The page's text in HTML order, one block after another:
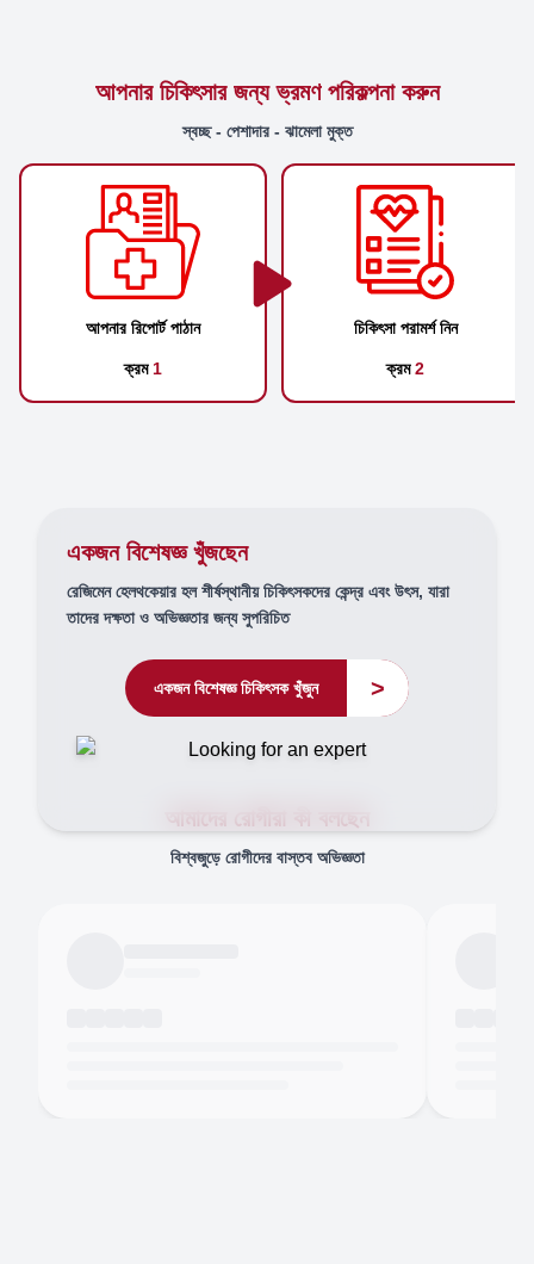
আপনার চিকিৎসার জন্য ভ্রমণ পরিকল্পনা করুন
স্বচ্ছ - পেশাদার - ঝামেলা মুক্ত
আপনার রিপোর্ট পাঠান
ক্রম 1
চিকিৎসা পরামর্শ নিন
ক্রম2
একজন বিশেষজ্ঞ খুঁজছেন
রেজিমেন হেলথকেয়ার হল শীর্ষস্থানীয় চিকিৎসকদের কেন্দ্র এবং উৎস, যারা
তাদের দক্ষতা ও অভিজ্ঞতার জন্য সুপরিচিত
একজন বিশেষজ্ঞ চিকিৎসক খুঁজুন >
আমাদের রোগীরা কী বলছেন
বিশ্বজুড়ে রোগীদের বাস্তব অভিজ্ঞতা